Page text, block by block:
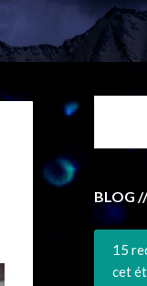
BLOG
15
cet